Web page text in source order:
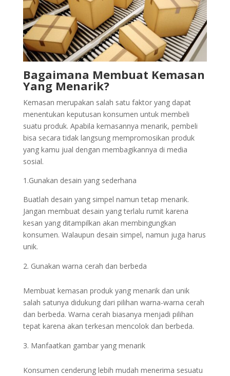
Bagaimana Membuat Kemasan
Yang Menarik?
Kemasan merupakan salah satu faktor yang dapat
menentukan keputusan konsumen untuk membeli
suatu produk. Apabila kemasannya menarik, pembeli
bisa secara tidak langsung mempromosikan produk
yang kamu jual dengan membagikannya di media
sosial.
1.Gunakan desain yang sederhana
Buatlah desain yang simpel namun tetap menarik.
Jangan membuat desain yang terlalu rumit karena
kesan yang ditampilkan akan membingungkan
konsumen. Walaupun desain simpel, namun juga harus
unik.
Gunakan warna cerah dan berbeda
Membuat kemasan produk yang menarik dan unik
salah satunya didukung dari pilihan warna-warna cerah
dan berbeda. Warna cerah biasanya menjadi pilihan
tepat karena akan terkesan mencolok dan berbeda.
Manfaatkan gambar yang menarik
Konsumen cenderung lebih mudah menerima sesuatu